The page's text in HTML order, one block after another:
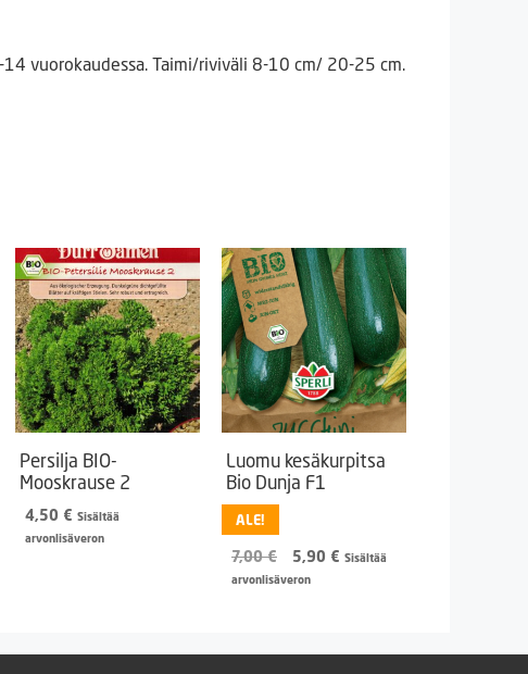
vuorokaudessa. Taimi/riviväli 8-10 cm/ 20-25 cm.
Persilja BIO-
Mooskrause 2
4,50 € Sisältää
arvonlisäveron
Luomu kesäkurpitsa
Bio Dunja F1
ALE!
7,00€
Alkuperäinen
hinta
5,90 € Nykyinen
Sisältää
arvonlisäveron